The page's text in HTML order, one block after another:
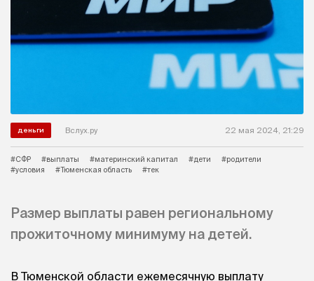
деньги Вслух.ру 22 мая 2024, 21:29
#СФР #выплаты #материнский капитал #дети
#родители
#условия
#Тюменская область #тек
Размер выплаты равен региональному
прожиточному минимуму на детей.
В Тюменской области ежемесячную выплату